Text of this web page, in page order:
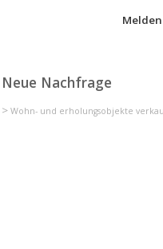
Neue Nachfrage
> Wohn- und erholungsobjekte